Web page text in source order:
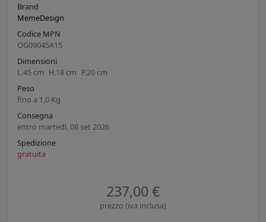
Brand
MemeDesign
Codice MPN
OG09045A15
Dimensioni
L.45 cm H.18 cm P.20 cm
Peso
fino a 1,0 Kg
Consegna
entro martedì, 08 set 2026
Spedizione
gratuita
237,00 €
prezzo (iva inclusa)